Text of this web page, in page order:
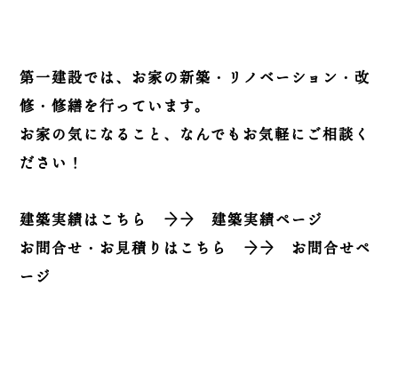
第一建設では、お家の新築・リノベーション・改
修・修繕を行っています。
お家の気になること、なんでもお気軽にご相談く
ださい！
建築実績はこちら →→建築実績ページ
お問合せ・お見積りはこちら
→→ お問合せペ
ージ